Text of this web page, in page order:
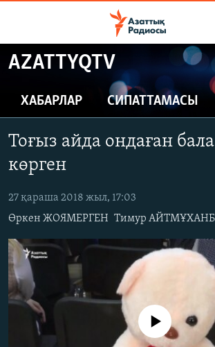
Skip
to
content
to
main
Navigation
Skip
Search
ЖАҢАЛЫҚТАР
САЯСАТ
ҚАҢТАР ОҚИҒАСЫ
АДАМ ҚҰҚЫҚТАРЫ
ӘЛЕУМЕТ
ӘЛЕМ
АРНАЙЫ ЖОБАЛАР
Русский
ЖАЗЫЛЫҢЫЗ
AZATTYQTV
ХАБАРЛАР СИПАТТАМАСЫ
Тоғыз айда ондаған
көрген
27 қараша 2018 жыл, 17:03
Өркен ЖОЯМЕРГЕН Тимур
No media source currently